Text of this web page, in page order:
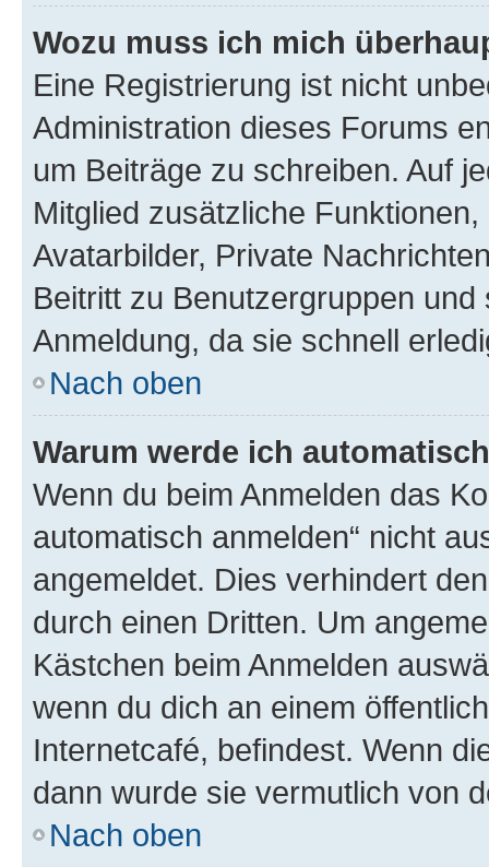
Wozu muss ich mich
Eine Registrierung ist nicht
Administration dieses Forums
um Beiträge zu schreiben. Auf
Mitglied zusätzliche
Avatarbilder, Private
Beitritt zu Benutzergruppen
Anmeldung, da sie schnell
Nach oben
Warum werde ich
Wenn du beim Anmelden das
automatisch anmelden“ nicht
angemeldet. Dies verhindert
durch einen Dritten. Um
Kästchen beim Anmelden
wenn du dich an einem
Internetcafé, befindest. Wenn
dann wurde sie vermutlich von
Nach oben